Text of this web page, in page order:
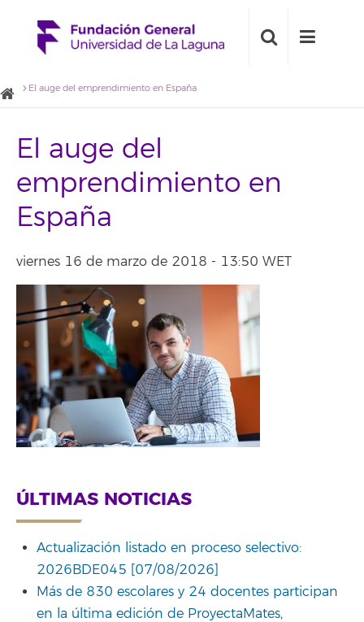
El auge del emprendimiento en España
El auge del
emprendimiento en
España
viernes 16 de marzo de 2018 - 13:50 WET
ÚLTIMAS NOTICIAS
Actualización listado en proceso selectivo:
2026BDE045 [07/08/2026]
Más de 830 escolares y 24 docentes participan
en la última edición de ProyectaMates,